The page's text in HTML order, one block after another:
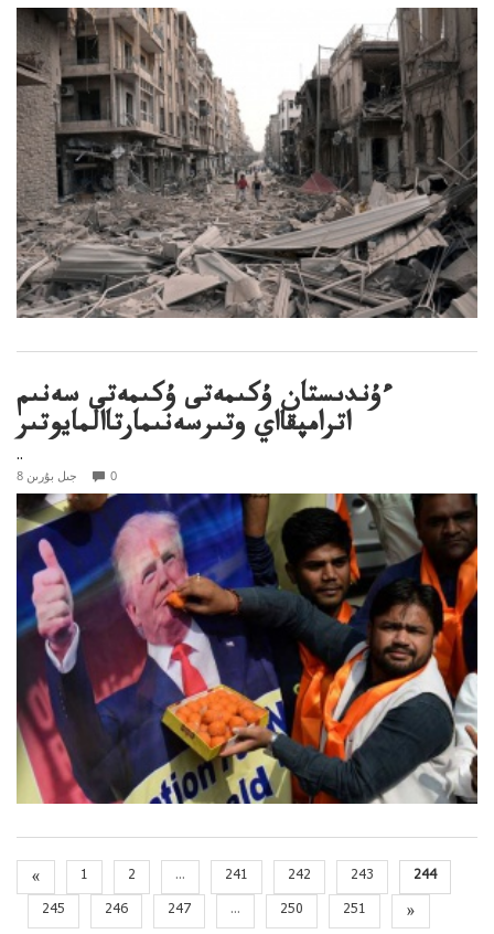
ءۇندىستان ۇكىمەتى ۇكىمەتى سەنىم
اترامپقااي وتىرسەنىمارتاالمايوتىر
..
8 جىل بۇرىن 0
« 1 2 ... 241 242 243
244
245
246 247 ... 250 251 »